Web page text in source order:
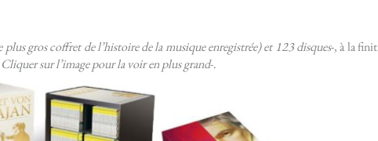
gros coffret de l’histoire de la musique enregistrée) et 123 disques-, à la
Cliquer sur l’image pour la voir en plus grand-.